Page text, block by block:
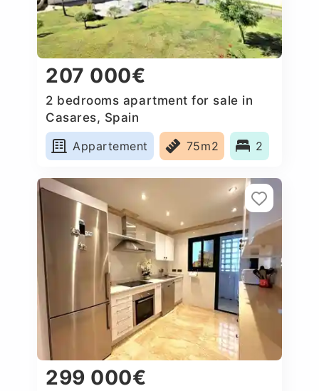
207 000€
2 bedrooms apartment for sale in
Casares, Spain
Appartement
75m2 2
299 000€